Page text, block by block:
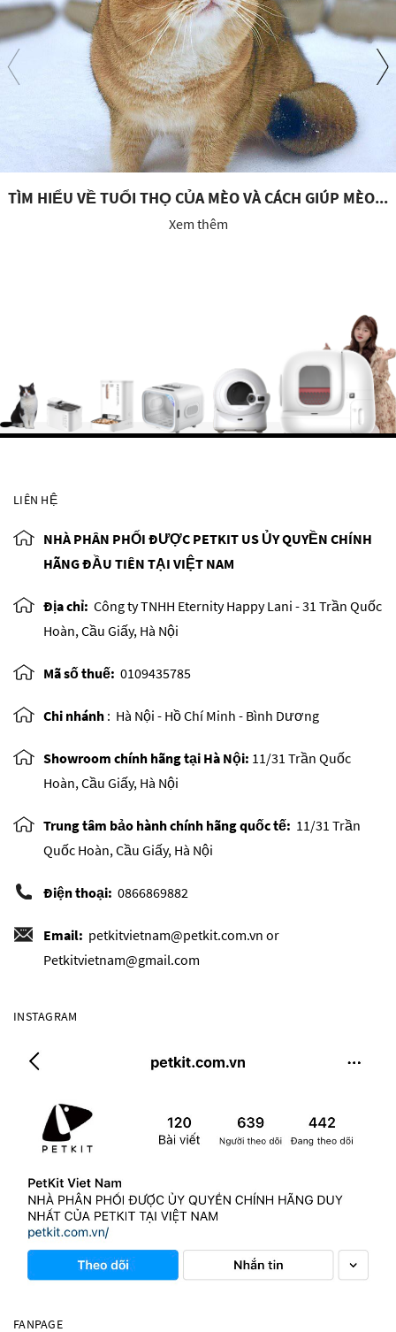
TÌM HIỂU VỀ TUỔI THỌ CỦA MÈO VÀ CÁCH GIÚP MÈO...
Xem thêm
LIÊN HỆ
NHÀ PHÂN PHỐI ĐƯỢC PETKIT US ỦY QUYỀN CHÍNH
HÃNG ĐẦU TIÊN TẠI VIỆT NAM
Địa chỉ: Công ty TNHH Eternity Happy Lani - 31 Trần Quốc
Hoàn, Cầu Giấy, Hà Nội
Mã số thuế: 0109435785
Chi nhánh : Hà Nội - Hồ Chí Minh - Bình Dương
Showroom chính hãng tại Hà Nội: 11/31 Trần Quốc
Hoàn, Cầu Giấy, Hà Nội
Trung tâm bảo hành chính hãng quốc tế: 11/31 Trần
Quốc Hoàn, Cầu Giấy, Hà Nội
Điện thoại: 0866869882
Email: petkitvietnam@petkit.com.vn or
Petkitvietnam@gmail.com
INSTAGRAM
FANPAGE